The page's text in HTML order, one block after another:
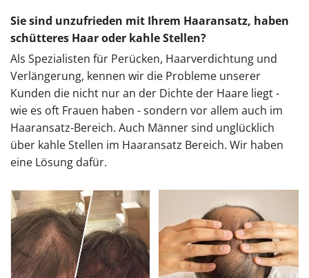
Sie sind unzufrieden mit Ihrem Haaransatz, haben
schütteres Haar oder kahle Stellen?
Als Spezialisten für Perücken, Haarverdichtung und
Verlängerung, kennen wir die Probleme unserer
Kunden die nicht nur an der Dichte der Haare liegt -
wie es oft Frauen haben - sondern vor allem auch im
Haaransatz-Bereich. Auch Männer sind unglücklich
über kahle Stellen im Haaransatz Bereich. Wir haben
eine Lösung dafür.